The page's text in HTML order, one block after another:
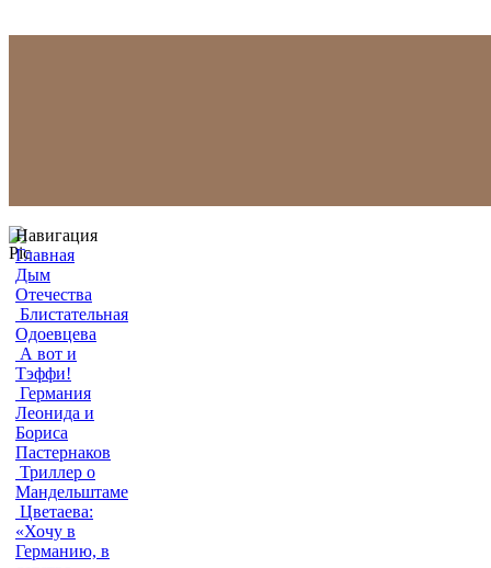
Навигация
Главная
Дым
Отечества
Блистательная
Одоевцева
А вот и
Тэффи!
Германия
Леонида и
Бориса
Пастернаков
Триллер о
Мандельштаме
Цветаева:
«Хочу в
Германию, в